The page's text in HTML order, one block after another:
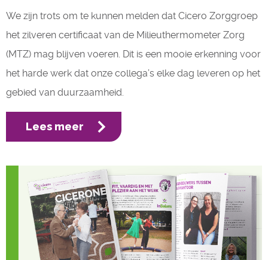
We zijn trots om te kunnen melden dat Cicero Zorggroep
het zilveren certificaat van de Milieuthermometer Zorg
(MTZ) mag blijven voeren. Dit is een mooie erkenning voor
het harde werk dat onze collega’s elke dag leveren op het
gebied van duurzaamheid.
Lees meer